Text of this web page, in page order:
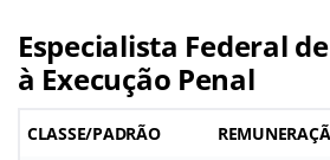
Especialista Federal
à Execução Penal
CLASSE/PADRÃO